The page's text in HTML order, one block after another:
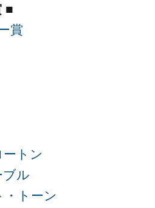
■
賞
トン
ブル
トーン